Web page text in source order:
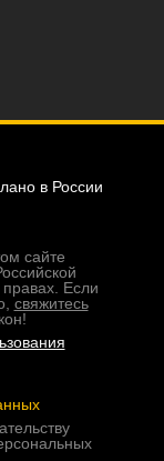
в России
сайте
Если
свяжитесь